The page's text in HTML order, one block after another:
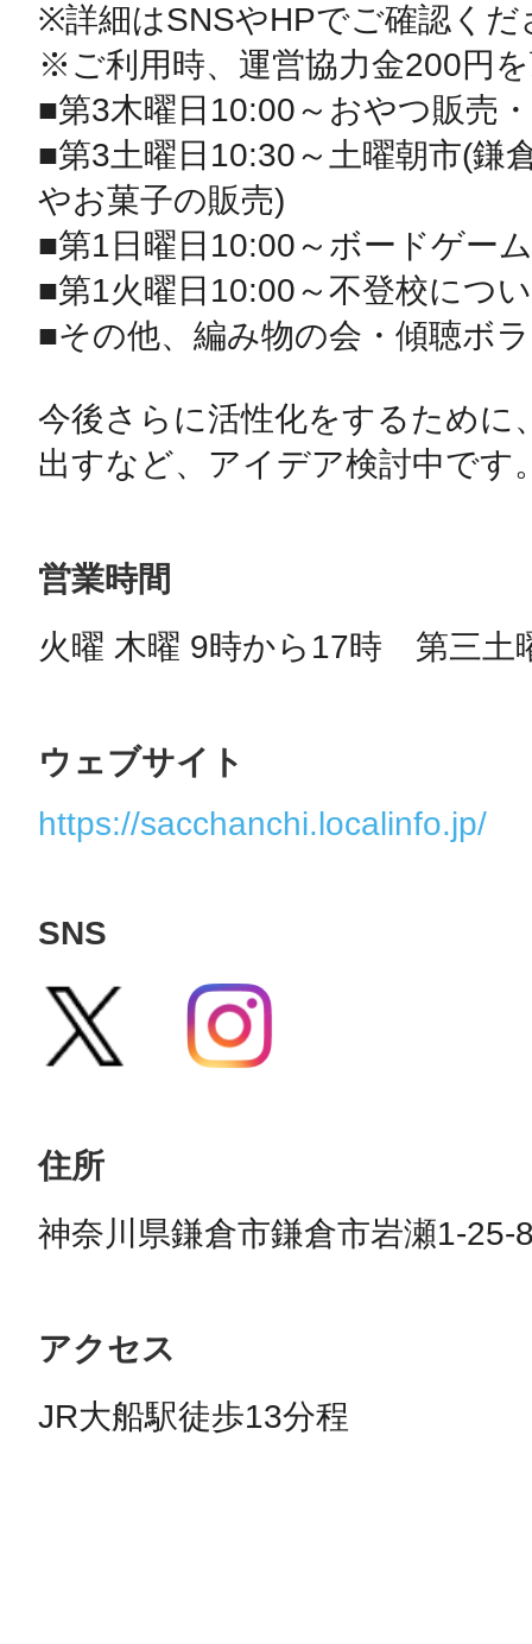
※詳細はSNSやHPでご確認く
※ご利用時、運営協力金200円
■第3木曜日10:00～おやつ販売
■第3土曜日10:30～土曜朝市(鎌
やお菓子の販売)
■第1日曜日10:00～ボードゲー
■第1火曜日10:00～不登校につ
■その他、編み物の会・傾聴ボ
今後さらに活性化をするために
出すなど、アイデア検討中です
営業時間
火曜 木曜 9時から17時　第三土
ウェブサイト
https://sacchanchi.localinfo.jp/
SNS
住所
神奈川県鎌倉市鎌倉市岩瀬1-25-
アクセス
JR大船駅徒歩13分程